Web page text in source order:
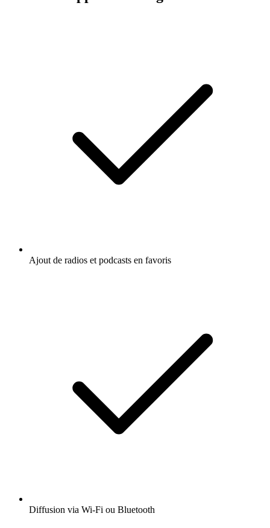
Ajout de radios et podcasts en favoris
Diffusion via Wi-Fi ou Bluetooth